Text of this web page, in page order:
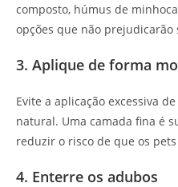
composto, húmus de
opções que não prejudicarão
3. Aplique de forma
Evite a aplicação excessiva
natural. Uma camada fina é
reduzir o risco de que os
4. Enterre os adubos